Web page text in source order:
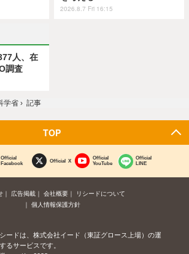
2026.8.7 Fri 16:15
人、在
調査
学省 › 記事
TOP
Official
Facebook
Official X
Official
YouTube
Official
LINE
広告掲載 会社概要
リシードについて
個人情報保護方針
ードは、株式会社イード（東証グロース上場）の運
るサービスです。